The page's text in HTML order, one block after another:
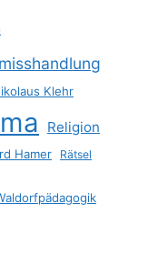
Klehr
Religion
Hamer Rätsel